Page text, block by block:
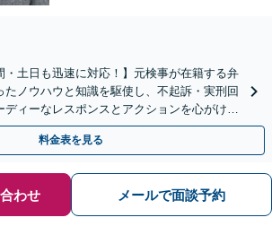
・土日も迅速に対応！】元検事が在籍する弁
ノウハウと知識を駆使し、不起訴・実刑回
ディーなレスポンスとアクションを心がけ、
【電話相談可】
料金表を見る
わせ メールで面談予約